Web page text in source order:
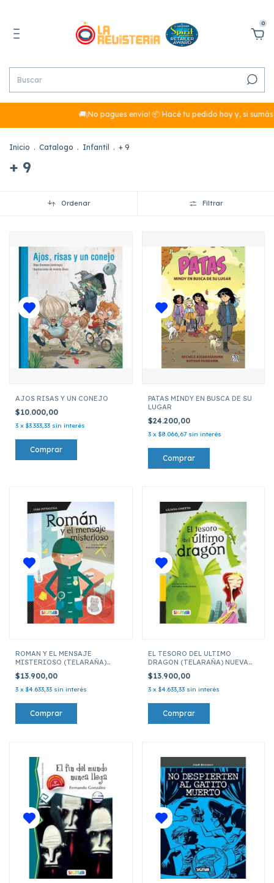
0
🚚¡No pagues envío! 📦 Hacé tu pedido hoy y, si sumás más de
Inicio . Catalogo . Infantil . + 9
+ 9
Ordenar Filtrar
AJOS RISAS Y UN CONEJO
$10.000,00
3 x $3.333,33 sin interés
PATAS MINDY EN BUSCA DE SU
LUGAR
$24.200,00
3 x $8.066,67 sin interés
ROMAN Y EL MENSAJE
MISTERIOSO (TELARAÑA)
$13.900,00
3 x $4.633,33 sin interés
EL TESORO DEL ULTIMO
DRAGON (TELARAÑA) NUEVA
$13.900,00
3 x $4.633,33 sin interés